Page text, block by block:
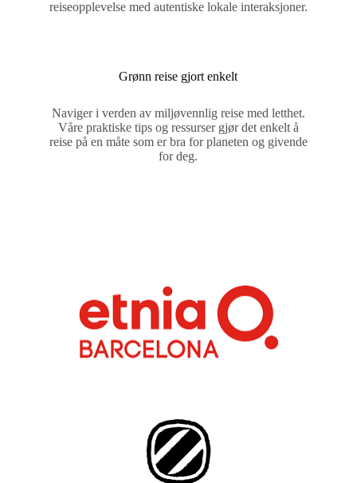
reiseopplevelse med autentiske lokale interaksjoner.
Grønn reise gjort enkelt
Naviger i verden av miljøvennlig reise med letthet.
Våre praktiske tips og ressurser gjør det enkelt å
reise på en måte som er bra for planeten og givende
for deg.